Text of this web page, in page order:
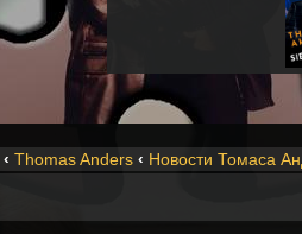
‹ Thomas Anders ‹ Новости Томаса